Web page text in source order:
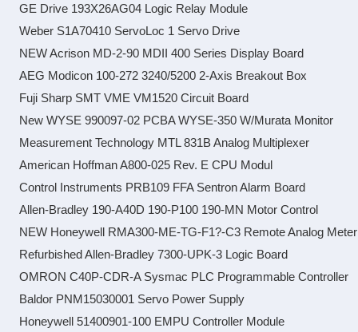
GE Drive 193X26AG04 Logic Relay Module
Weber S1A70410 ServoLoc 1 Servo Drive
NEW Acrison MD-2-90 MDII 400 Series Display Board
AEG Modicon 100-272 3240/5200 2-Axis Breakout Box
Fuji Sharp SMT VME VM1520 Circuit Board
New WYSE 990097-02 PCBA WYSE-350 W/Murata Monitor
Measurement Technology MTL 831B Analog Multiplexer
American Hoffman A800-025 Rev. E CPU Modul
Control Instruments PRB109 FFA Sentron Alarm Board
Allen-Bradley 190-A40D 190-P100 190-MN Motor Control
NEW Honeywell RMA300-ME-TG-F1?-C3 Remote Analog Meter
Refurbished Allen-Bradley 7300-UPK-3 Logic Board
OMRON C40P-CDR-A Sysmac PLC Programmable Controller
Baldor PNM15030001 Servo Power Supply
Honeywell 51400901-100 EMPU Controller Module